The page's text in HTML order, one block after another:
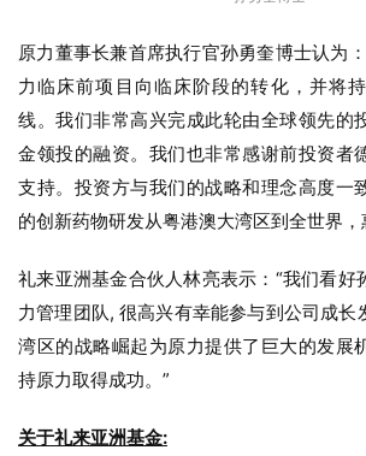
原力董事长兼首席执行官孙勇奎博士认为
力临床前项目向临床阶段的转化，并将
线。我们非常高兴完成此轮由全球领先的
金领投的融资。我们也非常感谢前投资者
支持。投资方与我们的战略和理念高度一
的创新药物研发从粤港澳大湾区到全世界，
礼来亚洲基金合伙人林亮表示：“我们看好
力管理团队, 很高兴有幸能参与到公司成长
湾区的战略崛起为原力提供了巨大的发展
持原力取得成功。”
关于礼来亚洲基金: